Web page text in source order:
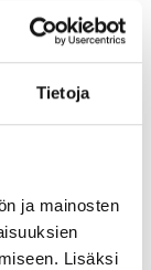
Tietoja
ja mainosten
Lisäksi
in så
ersättande
och
den 6–22.7
ungefär
200 kg